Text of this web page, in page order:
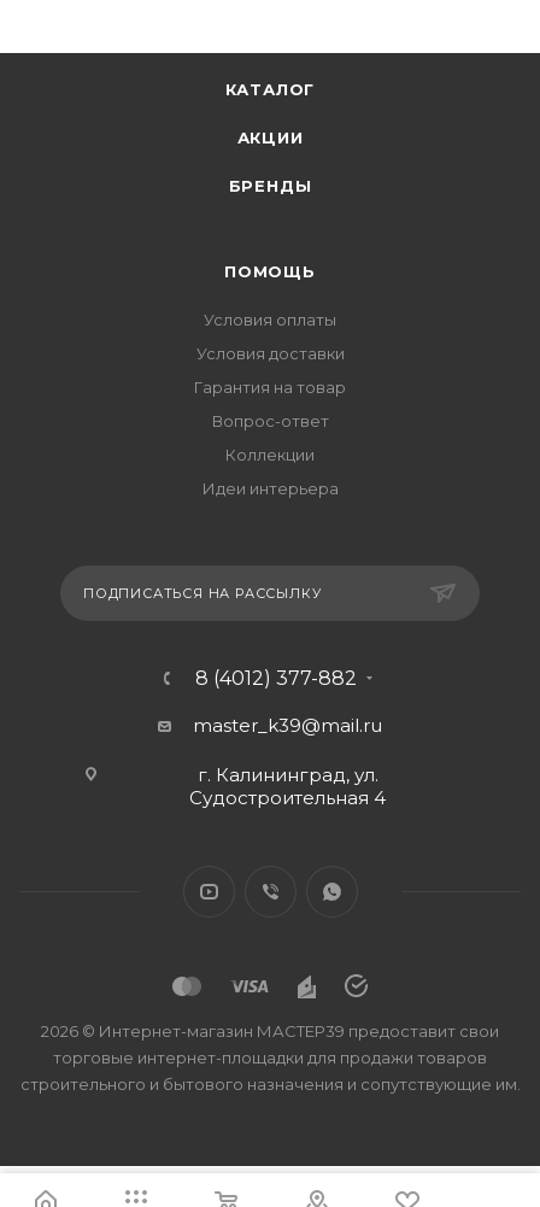
КАТАЛОГ
АКЦИИ
БРЕНДЫ
ПОМОЩЬ
Условия оплаты
Условия доставки
Гарантия на товар
Вопрос-ответ
Коллекции
Идеи интерьера
ПОДПИСАТЬСЯ НА РАССЫЛКУ
8 (4012) 377-882
master_k39@mail.ru
г. Калининград, ул.
Судостроительная 4
2026 © Интернет-магазин МАСТЕР39 предоставит свои
торговые интернет-площадки для продажи товаров
строительного и бытового назначения и сопутствующие им.